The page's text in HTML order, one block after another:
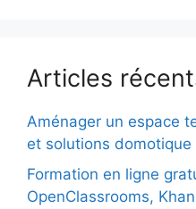
Articles
Aménager un espace
et solutions domotique
Formation en ligne
OpenClassrooms,